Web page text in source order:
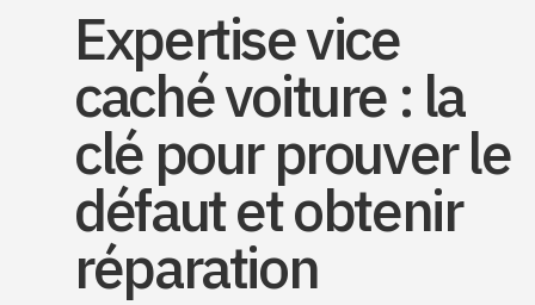
Expertise vice
caché voiture : la
clé pour prouver le
défaut et obtenir
réparation